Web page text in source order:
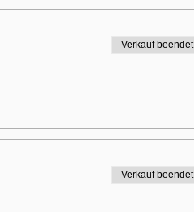
Verkauf beendet
Verkauf beendet